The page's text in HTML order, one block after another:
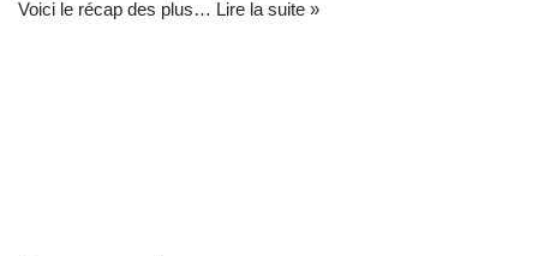
Voici le récap des plus… Lire la suite »